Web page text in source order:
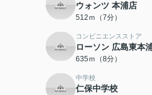
ウォンツ 本浦店
512ｍ（7分）
コンビニエンスストア
ローソン 広島東本
635ｍ（8分）
中学校
仁保中学校